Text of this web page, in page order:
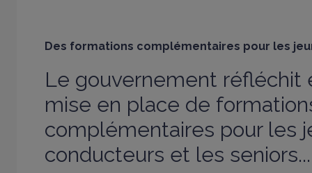
Des formations complémentaires pour les
Le gouvernement réfléchit
mise en place de
complémentaires pour les
conducteurs et les seniors...